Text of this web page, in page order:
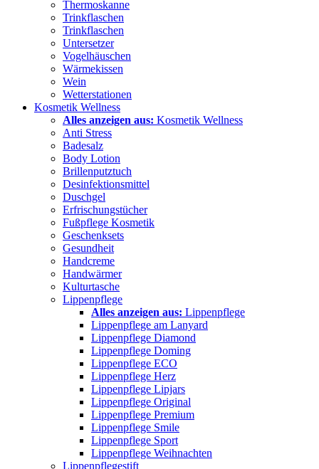
Thermoskanne
Trinkflaschen
Trinkflaschen
Untersetzer
Vogelhäuschen
Wärmekissen
Wein
Wetterstationen
Kosmetik Wellness
Alles anzeigen aus: Kosmetik Wellness
Anti Stress
Badesalz
Body Lotion
Brillenputztuch
Desinfektionsmittel
Duschgel
Erfrischungstücher
Fußpflege Kosmetik
Geschenksets
Gesundheit
Handcreme
Handwärmer
Kulturtasche
Lippenpflege
Alles anzeigen aus: Lippenpflege
Lippenpflege am Lanyard
Lippenpflege Diamond
Lippenpflege Doming
Lippenpflege ECO
Lippenpflege Herz
Lippenpflege Lipjars
Lippenpflege Original
Lippenpflege Premium
Lippenpflege Smile
Lippenpflege Sport
Lippenpflege Weihnachten
Lippenpflegestift